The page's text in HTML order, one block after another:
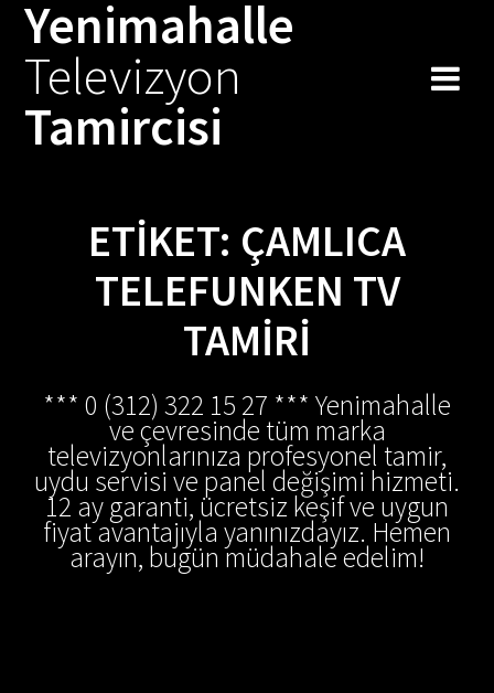
Skip
to
Yenimahalle
Televizyon
Tamircisi
ETIKET: ÇAMLICA
TELEFUNKEN TV
TAMIRI
*** 0 (312) 322 15 27 *** Yenimahalle
ve çevresinde tüm marka
televizyonlarınıza profesyonel tamir,
uydu servisi ve panel değişimi hizmeti.
12 ay garanti, ücretsiz keşif ve uygun
fiyat avantajıyla yanınızdayız. Hemen
arayın, bugün müdahale edelim!